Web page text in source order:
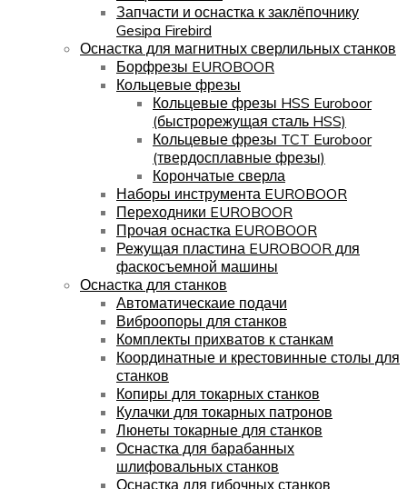
Запчасти и оснастка к заклёпочнику
Gesipa Firebird
Оснастка для магнитных сверлильных станков
Борфрезы EUROBOOR
Кольцевые фрезы
Кольцевые фрезы HSS Euroboor
(быстрорежущая сталь HSS)
Кольцевые фрезы TCT Euroboor
(твердосплавные фрезы)
Корончатые сверла
Наборы инструмента EUROBOOR
Переходники EUROBOOR
Прочая оснастка EUROBOOR
Режущая пластина EUROBOOR для
фаскосъемной машины
Оснастка для станков
Автоматическаие подачи
Виброопоры для станков
Комплекты прихватов к станкам
Координатные и крестовинные столы для
станков
Копиры для токарных станков
Кулачки для токарных патронов
Люнеты токарные для станков
Оснастка для барабанных
шлифовальных станков
Оснастка для гибочных станков